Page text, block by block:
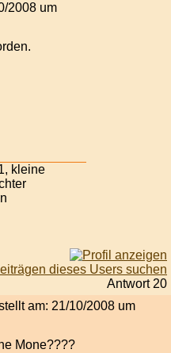
2008 um
kleine
Antwort 20
am: 21/10/2008 um
Mone????